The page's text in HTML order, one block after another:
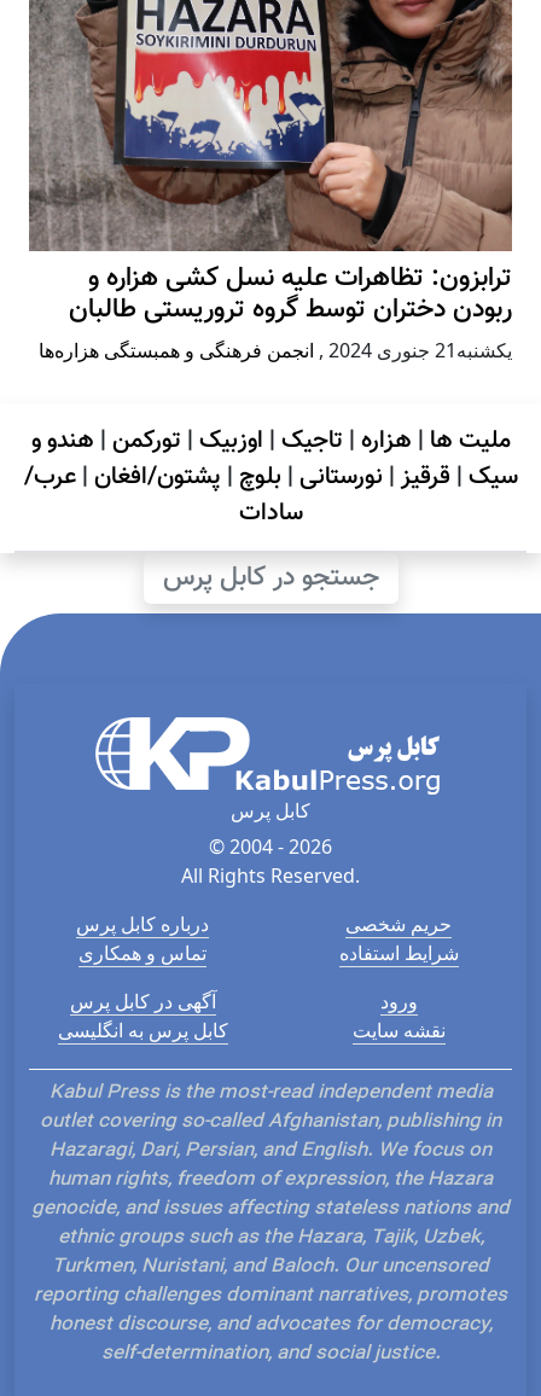
ترابزون: تظاهرات علیه نسل کشی هزاره و
ربودن دختران توسط گروه تروریستی طالبان
يكشنبه21 جنوری 2024 , انجمن فرهنگی و همبستگی هزاره‌ها
ملیت ها | هزاره| تاجیک| اوزبیک| تورکمن| هندو و
سیک| قرقیز| نورستانی| بلوچ | پشتون/افغان|عرب/
سادات
جستجو در کابل پرس
کابل پرس
© 2004 - 2026
All Rights Reserved.
درباره کابل پرس
تماس و همکاری
حریم شخصی
شرایط استفاده
آگهی در کابل پرس
کابل پرس به انگلیسی
ورود
نقشه سایت
Kabul Press is the most-read independent media
outlet covering so-called Afghanistan, publishing in
Hazaragi, Dari, Persian, and English. We focus on
human rights, freedom of expression, the Hazara
genocide, and issues affecting stateless nations and
ethnic groups such as the Hazara, Tajik, Uzbek,
Turkmen, Nuristani, and Baloch. Our uncensored
reporting challenges dominant narratives, promotes
honest discourse, and advocates for democracy,
self-determination, and social justice.